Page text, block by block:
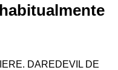
DAREDEVIL DE